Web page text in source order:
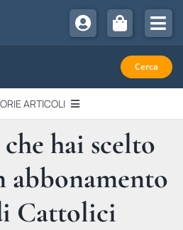
Cerca
ARTICOLI
NUMERO
hai scelto
abbonamento
Cattolici